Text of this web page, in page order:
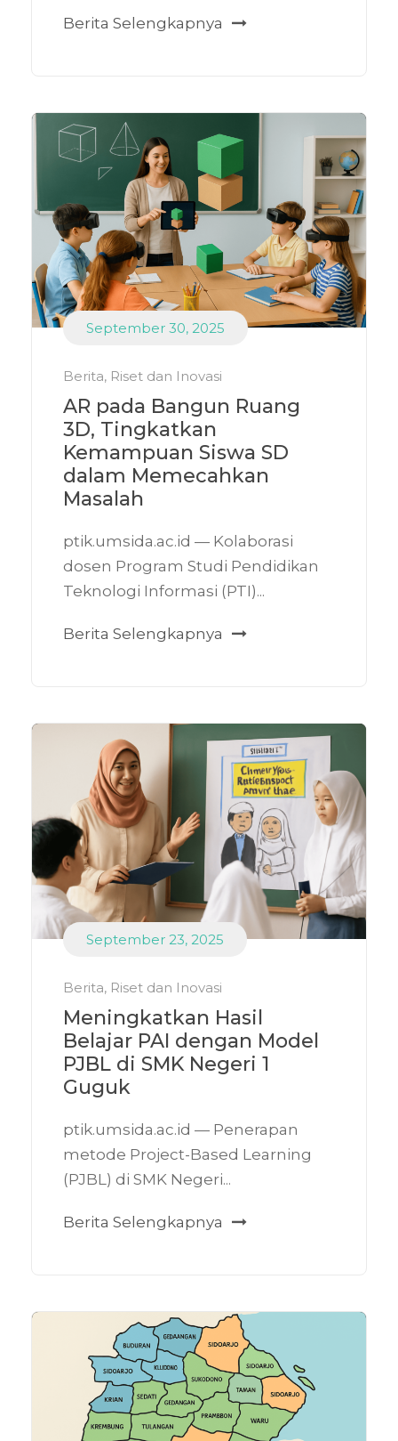
Berita Selengkapnya
September 30, 2025
Berita, Riset dan Inovasi
AR pada Bangun Ruang
3D, Tingkatkan
Kemampuan Siswa SD
dalam Memecahkan
Masalah
ptik.umsida.ac.id — Kolaborasi
dosen Program Studi Pendidikan
Teknologi Informasi (PTI)...
Berita Selengkapnya
September 23, 2025
Berita, Riset dan Inovasi
Meningkatkan Hasil
Belajar PAI dengan Model
PJBL di SMK Negeri 1
Guguk
ptik.umsida.ac.id — Penerapan
metode Project-Based Learning
(PJBL) di SMK Negeri...
Berita Selengkapnya